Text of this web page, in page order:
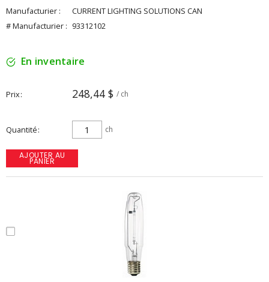
Manufacturier :
CURRENT LIGHTING SOLUTIONS CAN
# Manufacturier : 93312102
En inventaire
Prix 248,44 $ / ch
Quantité ch
AJOUTER AU
PANIER